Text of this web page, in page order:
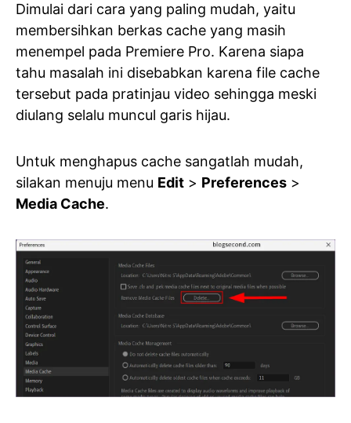
Dimulai dari cara yang paling mudah, yaitu
membersihkan berkas cache yang masih
menempel pada Premiere Pro. Karena siapa
tahu masalah ini disebabkan karena file cache
tersebut pada pratinjau video sehingga meski
diulang selalu muncul garis hijau.
Untuk menghapus cache sangatlah mudah,
silakan menuju menu Edit > Preferences >
Media Cache.